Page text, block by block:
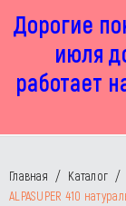
Дорогие
июля
работает
г. Москва,
пн-пт с 11:00 до 19:00,
Главная / Каталог /
ALPASUPER 410